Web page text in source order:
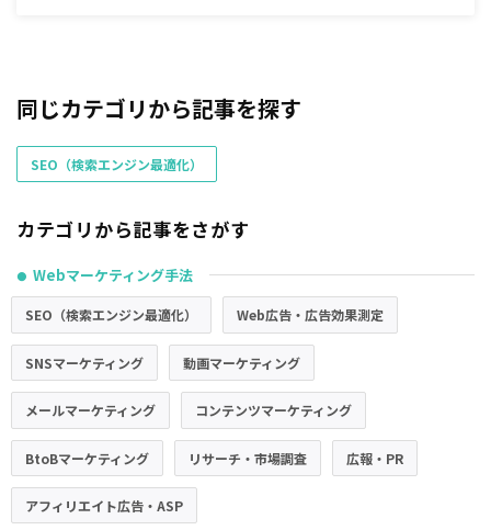
同じカテゴリから記事を探す
SEO（検索エンジン最適化）
カテゴリから記事をさがす
● Webマーケティング手法
SEO（検索エンジン最適化） Web広告・広告効果測定
SNSマーケティング 動画マーケティング
メールマーケティング コンテンツマーケティング
BtoBマーケティング リサーチ・市場調査 広報・PR
アフィリエイト広告・ASP